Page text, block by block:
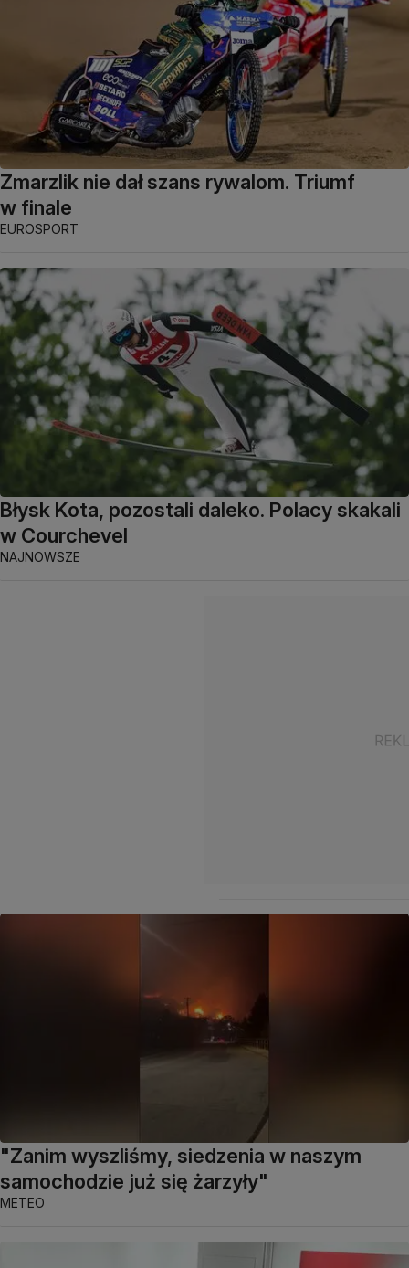
Zmarzlik nie dał szans rywalom. Triumf
w finale
EUROSPORT
Błysk Kota, pozostali daleko. Polacy skakali
w Courchevel
NAJNOWSZE
"Zanim wyszliśmy, siedzenia w naszym
samochodzie już się żarzyły"
METEO